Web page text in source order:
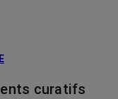
curatifs